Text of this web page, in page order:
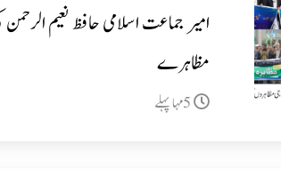
امیر جماعت اسلامی حافظ نعیم الرحمن
مظاہرے